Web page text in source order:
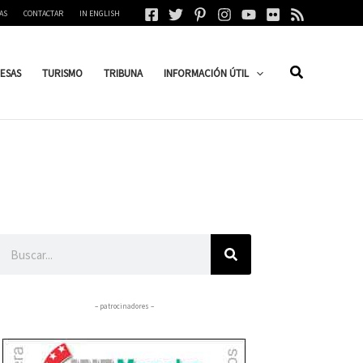
CONTACTAR IN ENGLISH
TURISMO TRIBUNA INFORMACIÓN ÚTIL
– patrocinadores –